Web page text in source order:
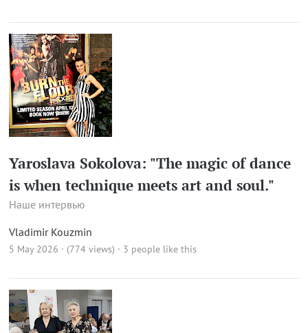
Yaroslava Sokolova: "The magic of dance
is when technique meets art and soul."
Наше интервью
Vladimir Kouzmin
5 May 2026 · (774 views) · 3 people like this